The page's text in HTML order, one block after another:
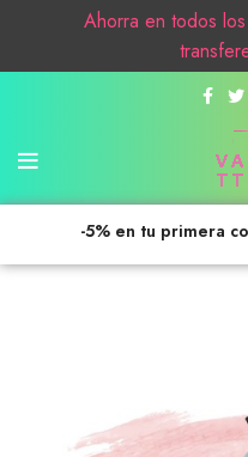
-5% en tu primera
Ahorra en todos